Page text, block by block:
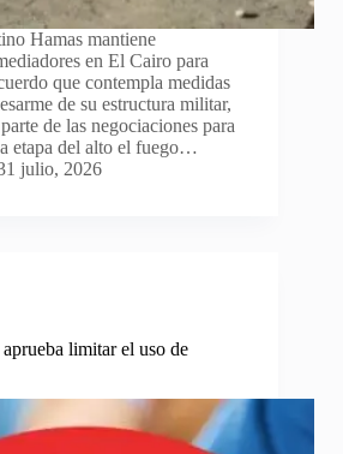
Hamas mantiene
en El Cairo para
que contempla medidas
de su estructura militar,
de las negociaciones para
etapa del alto el fuego…
julio, 2026
limitar el uso de